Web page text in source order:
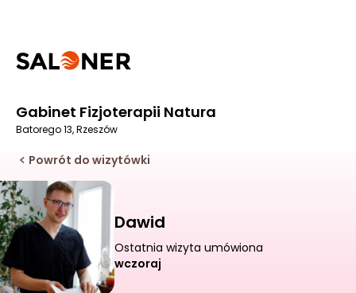
Gabinet Fizjoterapii Natura
Batorego 13, Rzeszów
Powrót do wizytówki
Dawid
Ostatnia wizyta umówiona
wczoraj